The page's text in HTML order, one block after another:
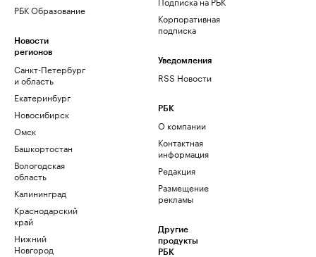
РБК Образование
Новости
регионов
Санкт-Петербург
и область
Екатеринбург
Новосибирск
Омск
Башкортостан
Вологодская
область
Калининград
Краснодарский
край
Нижний
Новгород
Корпоративная
подписка
Уведомления
RSS Новости
РБК
О компании
Контактная
информация
Редакция
Размещение
рекламы
Другие
продукты
РБК